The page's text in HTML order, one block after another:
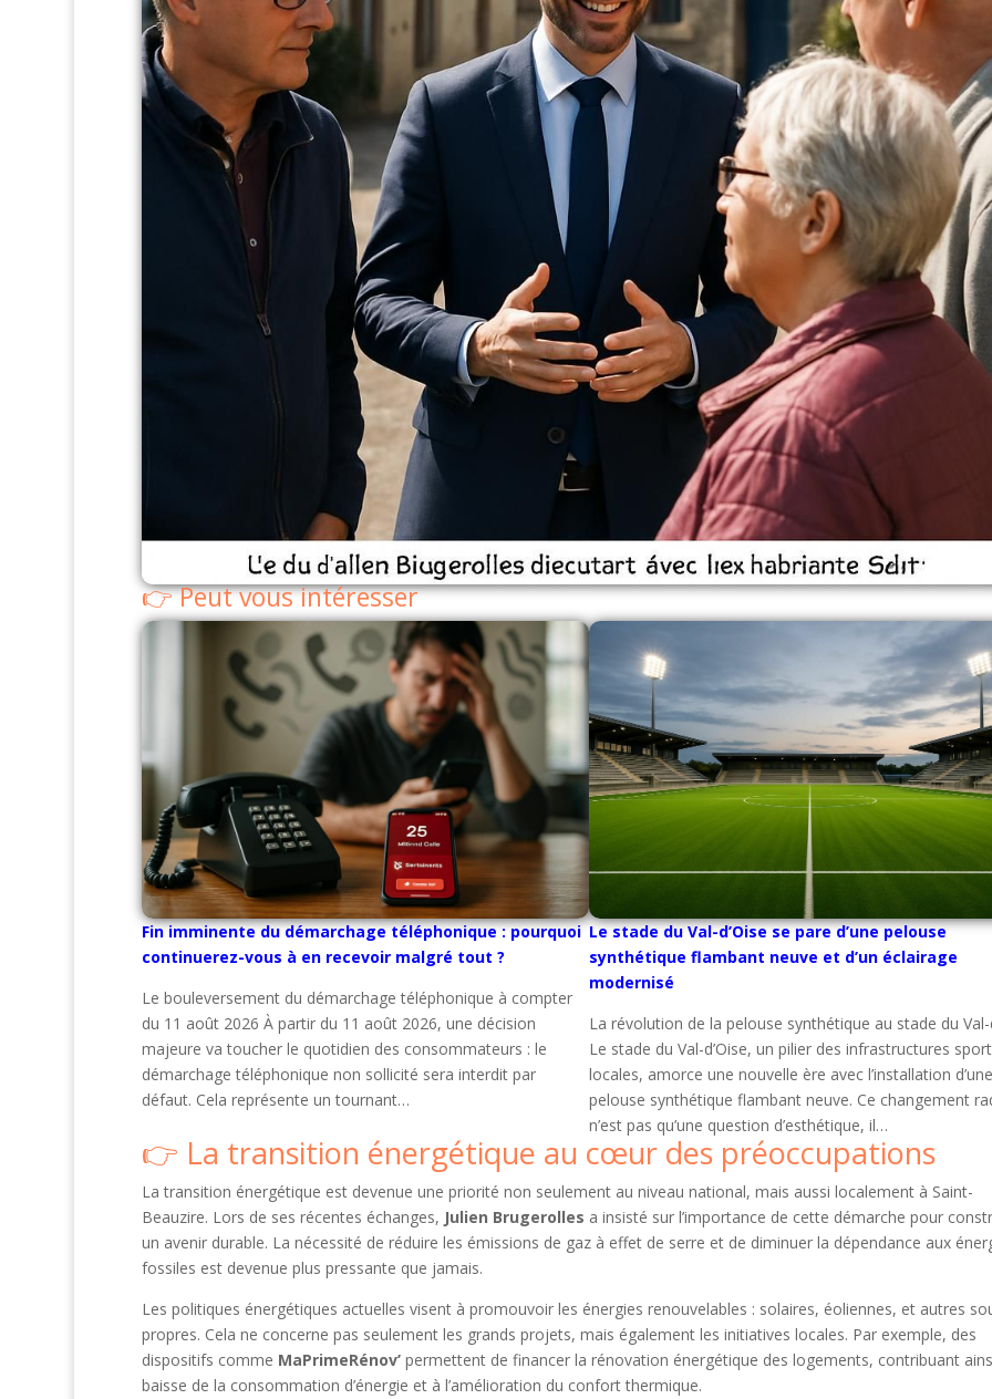
Peut vous intéresser
Fin imminente du démarchage téléphonique : pourquoi
continuerez-vous à en recevoir malgré tout ?
Le bouleversement du démarchage téléphonique à compter
du 11 août 2026 À partir du 11 août 2026, une décision
majeure va toucher le quotidien des consommateurs : le
démarchage téléphonique non sollicité sera interdit par
défaut. Cela représente un tournant…
Le stade du Val-d’Oise se pare d’une pelouse
synthétique flambant neuve et d’un éclairage
modernisé
La révolution de la pelouse synthétique au stade du Val-
Le stade du Val-d’Oise, un pilier des infrastructures
locales, amorce une nouvelle ère avec l’installation d’une
pelouse synthétique flambant neuve. Ce changement
n’est pas qu’une question d’esthétique, il…
La transition énergétique au cœur des préoccupations
La transition énergétique est devenue une priorité non seulement au niveau national, mais aussi localement à Saint-
Beauzire. Lors de ses récentes échanges, Julien Brugerolles a insisté sur l’importance de cette démarche pour
un avenir durable. La nécessité de réduire les émissions de gaz à effet de serre et de diminuer la dépendance aux
fossiles est devenue plus pressante que jamais.
Les politiques énergétiques actuelles visent à promouvoir les énergies renouvelables : solaires, éoliennes, et autres
propres. Cela ne concerne pas seulement les grands projets, mais également les initiatives locales. Par exemple, des
dispositifs comme MaPrimeRénov’permettent de financer la rénovation énergétique des logements, contribuant
baisse de la consommation d’énergie et à l’amélioration du confort thermique.